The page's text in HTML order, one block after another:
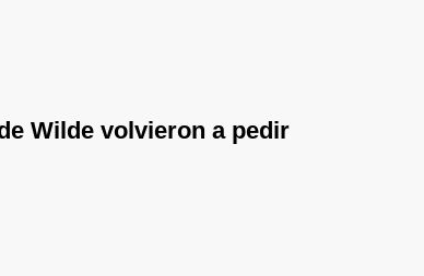
Wilde volvieron a pedir